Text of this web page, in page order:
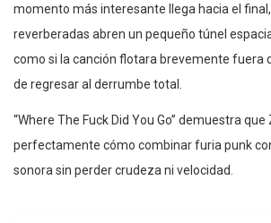
momento más interesante llega hacia el
reverberadas abren un pequeño túnel
como si la canción flotara brevemente fuera
de regresar al derrumbe total.
“Where The Fuck Did You Go” demuestra
perfectamente cómo combinar furia punk
sonora sin perder crudeza ni velocidad.